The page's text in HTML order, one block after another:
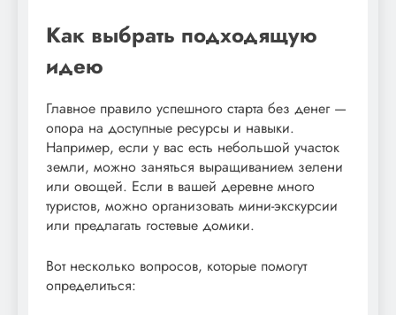
Как выбрать подходящую
идею
Главное правило успешного старта без денег —
опора на доступные ресурсы и навыки.
Например, если у вас есть небольшой участок
земли, можно заняться выращиванием зелени
или овощей. Если в вашей деревне много
туристов, можно организовать мини-экскурсии
или предлагать гостевые домики.
Вот несколько вопросов, которые помогут
определиться: